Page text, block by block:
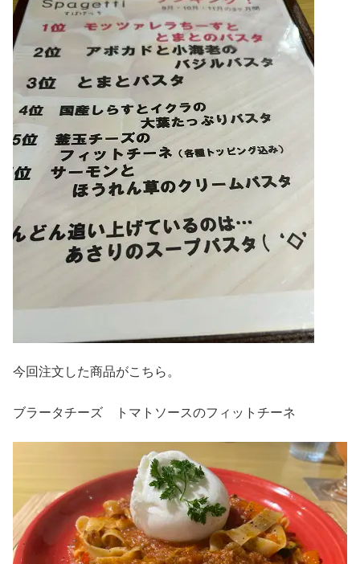
今回注文した商品がこちら。
ブラータチーズ トマトソースのフィットチーネ